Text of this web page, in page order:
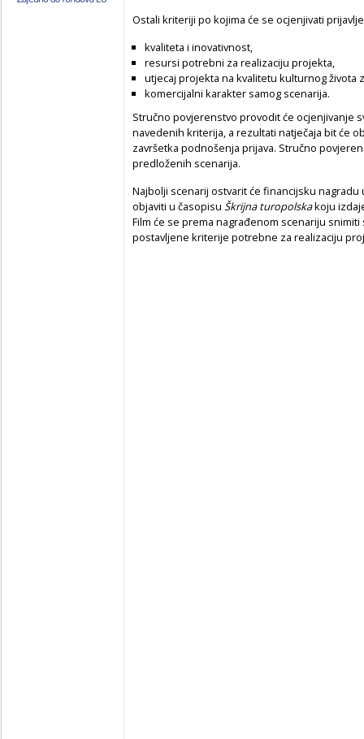
Ostali kriteriji po kojima će se ocjenjivati
kvaliteta i inovativnost,
resursi potrebni za realizaciju projekta,
utjecaj projekta na kvalitetu kulturnog života
komercijalni karakter samog scenarija.
Stručno povjerenstvo provodit će ocjenjivanje
navedenih kriterija, a rezultati natječaja bit će
završetka podnošenja prijava. Stručno
predloženih scenarija.
Najbolji scenarij ostvarit će financijsku
objaviti u časopisu Škrijna turopolskakoju
Film će se prema nagrađenom scenariju
postavljene kriterije potrebne za realizaciju